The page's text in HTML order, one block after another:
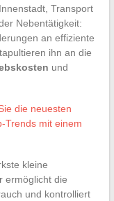
Transport
Nebentätigkeit:
an effiziente
ihn an die
und
die neuesten
Trends mit einem
kleine
ermöglicht die
und kontrolliert